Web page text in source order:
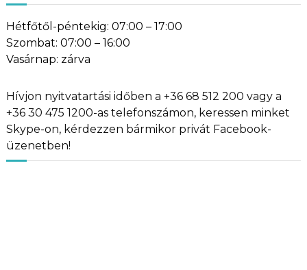
Hétfőtől-péntekig: 07:00 – 17:00
Szombat: 07:00 – 16:00
Vasárnap: zárva
Hívjon nyitvatartási időben a +36 68 512 200 vagy a
+36 30 475 1200-as telefonszámon, keressen minket
Skype-on, kérdezzen bármikor privát Facebook-
üzenetben!